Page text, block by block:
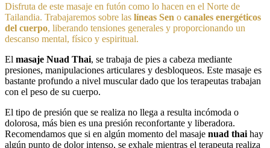
Disfruta de este masaje en futón como lo hacen en el Norte de
Tailandia. Trabajaremos sobre las líneas Sen o canales energéticos
del cuerpo, liberando tensiones generales y proporcionando un
descanso mental, físico y espiritual.
El masaje Nuad Thai, se trabaja de pies a cabeza mediante
presiones, manipulaciones articulares y desbloqueos. Este masaje es
bastante profundo a nivel muscular dado que los terapeutas trabajan
con el peso de su cuerpo.
El tipo de presión que se realiza no llega a resulta incómoda o
dolorosa, más bien es una presión reconfortante y liberadora.
Recomendamos que si en algún momento del masaje nuad thai hay
algún punto de dolor intenso, se exhale mientras el terapeuta realiza